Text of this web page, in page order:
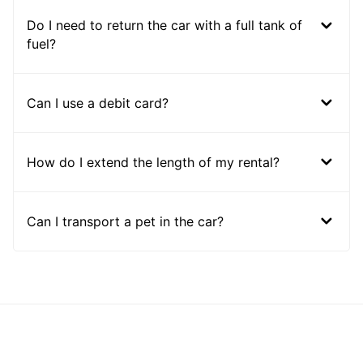
Do I need to return the car with a full tank of
fuel?
Can I use a debit card?
How do I extend the length of my rental?
Can I transport a pet in the car?